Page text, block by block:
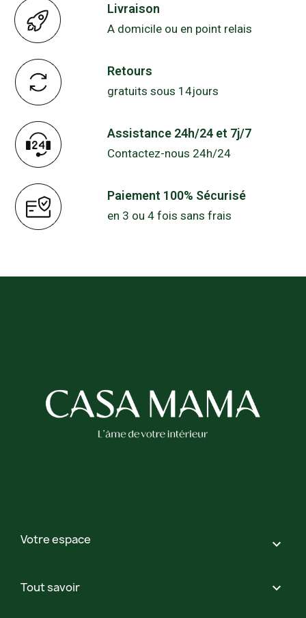
Livraison
A domicile ou en point relais
Retours
gratuits sous 14jours
Assistance 24h/24 et 7j/7
Contactez-nous 24h/24
Paiement 100% Sécurisé
en 3 ou 4 fois sans frais
Votre espace 
Tout savoir 